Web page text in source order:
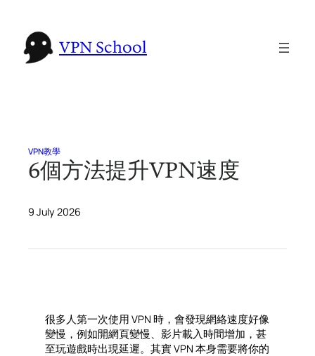
content
VPN School
VPN教學
6個方法提升VPN速度
9 July 2026
很多人第一次使用 VPN 時，會發現網絡速度好像
變慢，例如開網頁變慢、影片載入時間增加，甚
至玩遊戲時出現延遲。其實 VPN 本身需要將你的